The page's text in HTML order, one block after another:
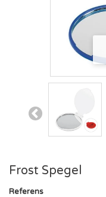
Frost Spegel
Referens